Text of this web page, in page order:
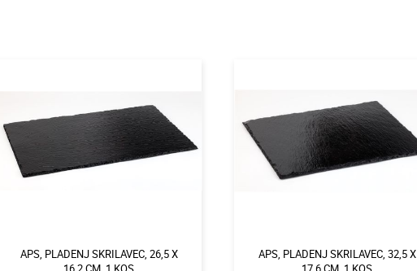
APS, PLADENJ SKRILAVEC, 26,5 X
APS, PLADENJ SKRILAVEC, 32,5 X